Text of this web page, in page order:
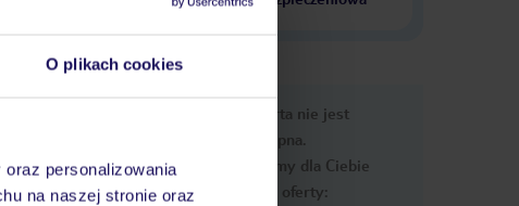
O plikach cookies
personalizowania
na naszej stronie oraz
Ups, ta oferta nie jest
dostępna.
Przygotowaliśmy dla Ciebie
podobne oferty: